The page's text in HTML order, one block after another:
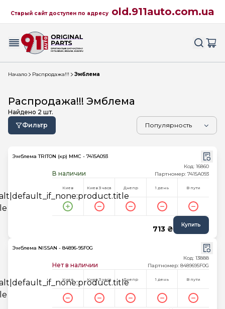
Старый сайт доступен по адресу old.911auto.com.ua
Начало Распродажа!!! Эмблема
Распродажа!!! Эмблема
Найдено 2 шт.
Фильтр
Эмблема TRITON (кр) MMC - 7415A093
В наличии
Код: 16860
Партномер: 7415A093
Киев Киев 3 часа Днепр 1 день В пути
713 ₴ Купить
Эмблема NISSAN - 84896-95F0G
Нет в наличии
Код: 13888
Партномер: 8489695F0G
Киев Киев 3 часа Днепр 1 день В пути